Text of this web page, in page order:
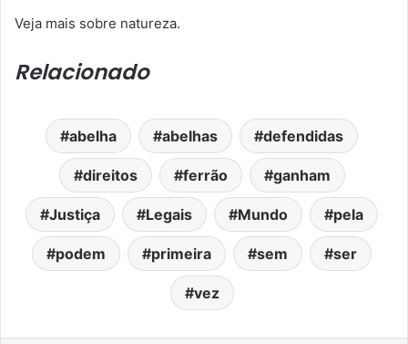
Veja mais sobre natureza.
Relacionado
abelha abelhas defendidas
direitos ferrão ganham
Justiça Legais Mundo pela
podem primeira sem ser
vez